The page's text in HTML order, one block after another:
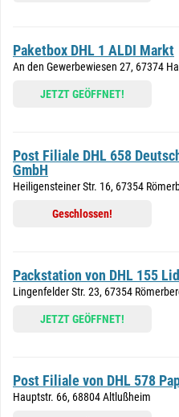
Paketbox DHL 1 ALDI Markt
An den Gewerbewiesen 27, 67374
JETZT GEÖFFNET!
Post Filiale DHL 658
GmbH
Heiligensteiner Str. 16, 67354
Geschlossen!
Packstation von DHL 155
Lingenfelder Str. 23, 67354
JETZT GEÖFFNET!
Post Filiale von DHL 578
Hauptstr. 66, 68804 Altlußheim